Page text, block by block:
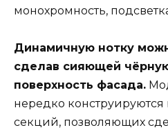
монохромность,
Динамичную нотку
сделав сияющей
поверхность фасада.
нередко конструируются
секций, позволяющих